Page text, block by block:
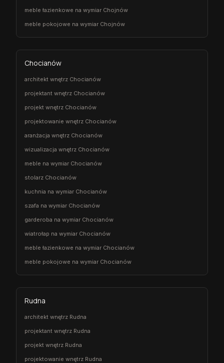
meble łazienkowe na wymiar Chojnów
meble pokojowe na wymiar Chojnów
Chocianów
architekt wnętrz Chocianów
projektant wnętrz Chocianów
projekt wnętrz Chocianów
projektowanie wnętrz Chocianów
aranżacja wnętrz Chocianów
wizualizacja wnętrz Chocianów
meble na wymiar Chocianów
stolarz Chocianów
kuchnia na wymiar Chocianów
szafa na wymiar Chocianów
garderoba na wymiar Chocianów
wiatrołap na wymiar Chocianów
meble łazienkowe na wymiar Chocianów
meble pokojowe na wymiar Chocianów
Rudna
architekt wnętrz Rudna
projektant wnętrz Rudna
projekt wnętrz Rudna
projektowanie wnętrz Rudna